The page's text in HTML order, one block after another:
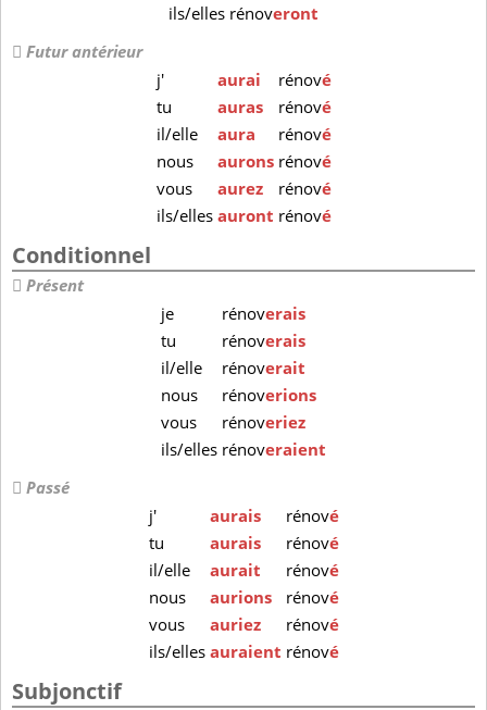
ils/elles rénoveront
Futur antérieur
j'
aurai rénové
tu
auras rénové
il/elle
aura rénové
nous
aurons rénové
vous
aurez rénové
ils/elles auront rénové
Conditionnel
Présent
je
rénoverais
tu
rénoverais
il/elle
rénoverait
nous
rénoverions
vous
rénoveriez
ils/elles rénoveraient
Passé
j'
aurais rénové
tu
aurais rénové
il/elle
aurait rénové
nous
aurions rénové
vous
auriez rénové
ils/elles auraient rénové
Subjonctif